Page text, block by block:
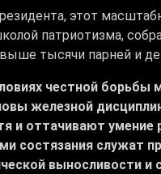
этот
патриотизма,
тысячи парней и
честной
железной
и оттачивают умение
состязания служат
выносливости и